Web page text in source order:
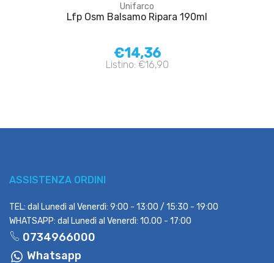
Unifarco
Lfp Osm Balsamo Ripara 190ml
€14,36
Listino: €16,90
ASSISTENZA ORDINI
TEL: dal Lunedì al Venerdì: 9:00 - 13:00 / 15:30 - 19:00
WHATSAPP: dal Lunedì al Venerdì: 10.00 - 17:00
0734966000
Whatsapp